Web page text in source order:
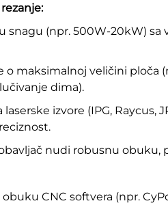
snagu (npr. 500W-20kW)
o maksimalnoj veličini
dima).
izvore (IPG, Raycus,
nudi robusnu
CNC softvera (npr.